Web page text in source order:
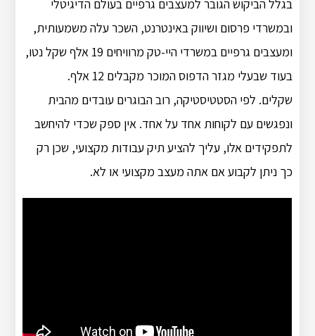
בגלל הביקוש הגובר למעצבים גרפיים בעולם הדיגיטלי
ובמשרדי פרסום ושיווק באינטרנט, השכר עלה משמעותית,
ומעצבים גרפיים במשרדי היי-טק מרוויחים 19 אלף שקל נטו,
בעוד שבעלי מגזר הדפוס המוכר מקבלים 12 אלף.
שקלים. לפי הסטטיסטיקה, רוב הבוגרים עובדים מהבית
ונפגשים עם לקוחות אחד על אחד. אין ספק שכדי להיחשב
לתפקידים אלו, עליך להציע תיק עבודות מקצועי, שכן רק
כך ניתן לקבוע אם אתה מעצב מקצועי או לא.